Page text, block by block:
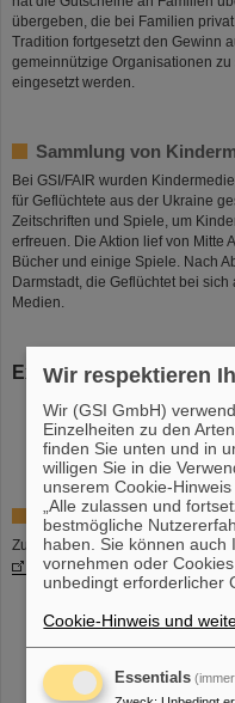
übergeben, die bei Familien
Tradition fortgesetzt den Gewinn
gemeinnützige Organisationen
eingesetzt werden.
Sammlung von
Bei GSI/FAIR wurden
für Geflüchtete aus der Ukraine
Zeitschriften und Spiele, um
erfreuen. Die Aktion lief von Mitte
Bücher und einige Spiele. Nach
Darmstadt, die Geflüchtet bei
Medien.
Externe Initiativen
Phillip-Schwartz-
Helmholtz-Initiative für
Zu der Web-Seite des
hier.
instagram linkedin helmholtz.social
Wir respektieren
Wir (GSI GmbH)
Einzelheiten zu den
finden Sie unten und in
willigen Sie in die
unserem Cookie-
„Alle zulassen und
bestmögliche
haben. Sie können auch
vornehmen oder
unbedingt erforderlicher
Cookie-Hinweis und
Essentials